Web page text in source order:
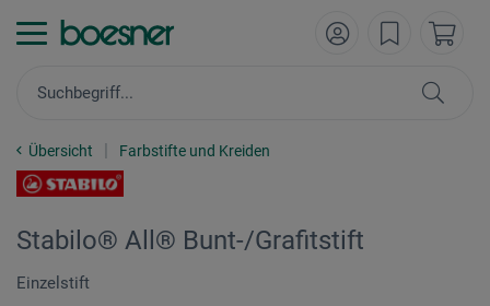
Übersicht Farbstifte und Kreiden
Stabilo® All® Bunt-/Grafitstift
Einzelstift